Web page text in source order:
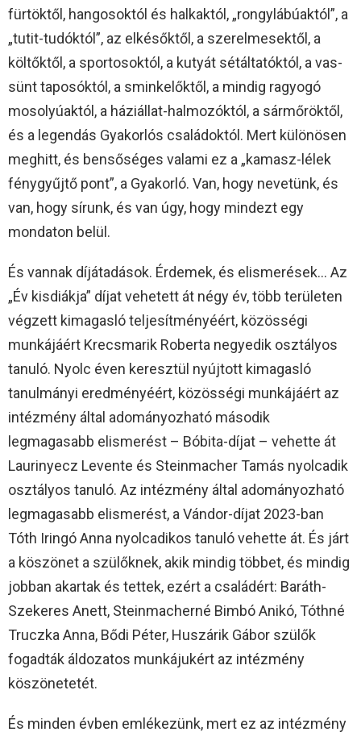
fürtöktől, hangosoktól és halkaktól, „rongylábúaktól”, a
„tutit-tudóktól”, az elkésőktől, a szerelmesektől, a
költőktől, a sportosoktól, a kutyát sétáltatóktól, a vas-
sünt taposóktól, a sminkelőktől, a mindig ragyogó
mosolyúaktól, a háziállat-halmozóktól, a sármőröktől,
és a legendás Gyakorlós családoktól. Mert különösen
meghitt, és bensőséges valami ez a „kamasz-lélek
fénygyűjtő pont”, a Gyakorló. Van, hogy nevetünk, és
van, hogy sírunk, és van úgy, hogy mindezt egy
mondaton belül.
És vannak díjátadások. Érdemek, és elismerések… Az
„Év kisdiákja” díjat vehetett át négy év, több területen
végzett kimagasló teljesítményéért, közösségi
munkájáért Krecsmarik Roberta negyedik osztályos
tanuló. Nyolc éven keresztül nyújtott kimagasló
tanulmányi eredményéért, közösségi munkájáért az
intézmény által adományozható második
legmagasabb elismerést – Bóbita-díjat – vehette át
Laurinyecz Levente és Steinmacher Tamás nyolcadik
osztályos tanuló. Az intézmény által adományozható
legmagasabb elismerést, a Vándor-díjat 2023-ban
Tóth Iringó Anna nyolcadikos tanuló vehette át. És járt
a köszönet a szülőknek, akik mindig többet, és mindig
jobban akartak és tettek, ezért a családért: Baráth-
Szekeres Anett, Steinmacherné Bimbó Anikó, Tóthné
Truczka Anna, Bődi Péter, Huszárik Gábor szülők
fogadták áldozatos munkájukért az intézmény
köszönetetét.
És minden évben emlékezünk, mert ez az intézmény